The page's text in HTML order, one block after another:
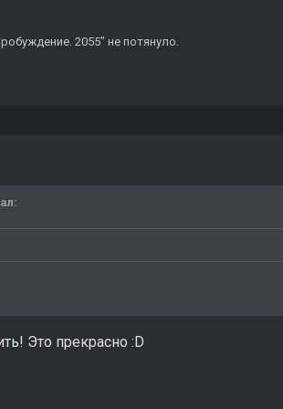
2055" не потянуло.
Это прекрасно :D